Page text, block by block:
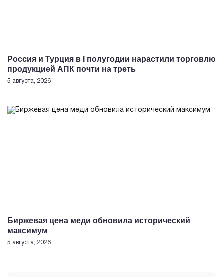
Россия и Турция в I полугодии нарастили торговлю
продукцией АПК почти на треть
5 августа, 2026
Биржевая цена меди обновила исторический
максимум
5 августа, 2026